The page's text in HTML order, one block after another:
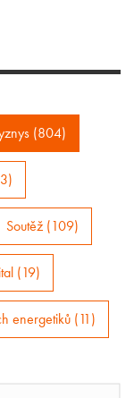
(804)
Soutěž (109)
(19)
energetiků (11)